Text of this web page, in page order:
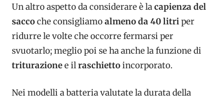
Un altro aspetto da considerare è lacapienza del
saccoche consigliamoalmeno da 40 litriper
ridurre le volte che occorre fermarsi per
svuotarlo; meglio poi se ha anche la funzione di
triturazionee ilraschiettoincorporato.
Nei modelli a batteria valutate la durata della